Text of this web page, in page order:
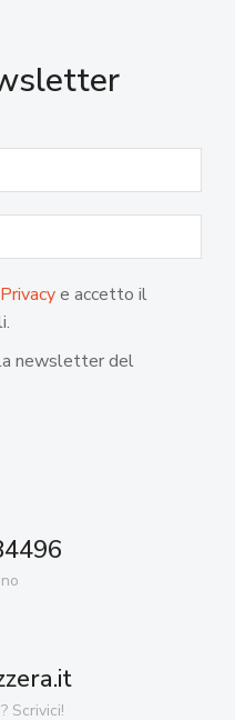
e accetto il
newsletter del
Scrivici!